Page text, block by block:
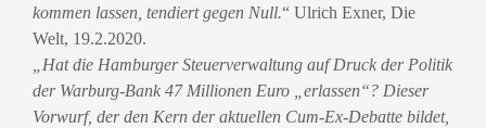
kommen lassen, tendiert gegen Null.“ Ulrich Exner, Die
Welt, 19.2.2020.
„Hat die Hamburger Steuerverwaltung auf Druck der Politik
der Warburg-Bank 47 Millionen Euro „erlassen“? Dieser
Vorwurf, der den Kern der aktuellen Cum-Ex-Debatte bildet,